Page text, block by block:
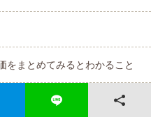
をまとめてみるとわかること
バストアップは可能?リアル